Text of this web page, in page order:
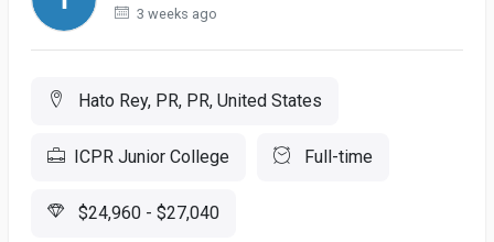
3 weeks ago
Hato Rey, PR, PR, United States
ICPR Junior College Full-time
$24,960 - $27,040